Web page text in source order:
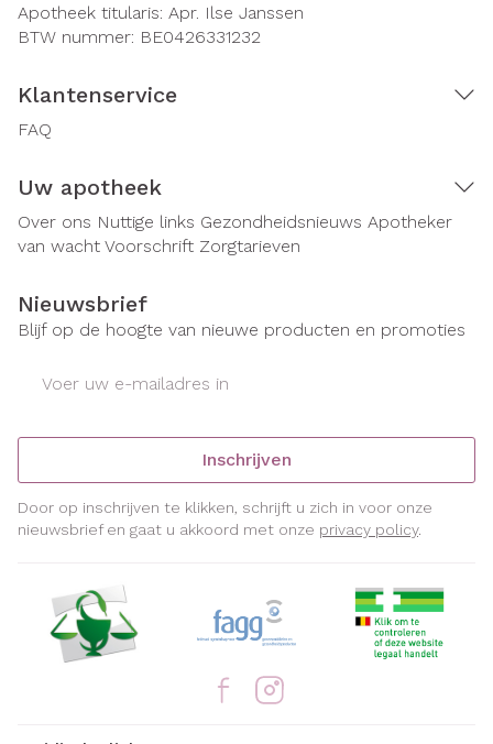
Apotheek titularis: Apr. Ilse Janssen
BTW nummer: BE0426331232
Klantenservice
FAQ
Uw apotheek
Over ons Nuttige links Gezondheidsnieuws Apotheker
van wacht Voorschrift Zorgtarieven
Nieuwsbrief
Blijf op de hoogte van nieuwe producten en promoties
Inschrijven
Door op inschrijven te klikken, schrijft u zich in voor onze
nieuwsbrief en gaat u akkoord met onze privacy policy.